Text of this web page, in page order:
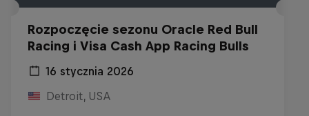
Rozpoczęcie sezonu Oracle Red Bull
Racing i Visa Cash App Racing Bulls
16 stycznia 2026
Detroit, USA